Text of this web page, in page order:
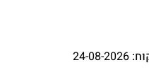
24-08-2026